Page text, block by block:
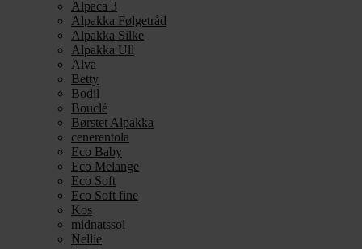
Alpaca 3
Alpakka Følgetråd
Alpakka Silke
Alpakka Ull
Alva
Betty
Bodil
Bouclé
Børstet Alpakka
cenerentola
Eco Baby
Eco Melange
Eco Soft
Eco Soft fine
Kos
midnatssol
Nellie